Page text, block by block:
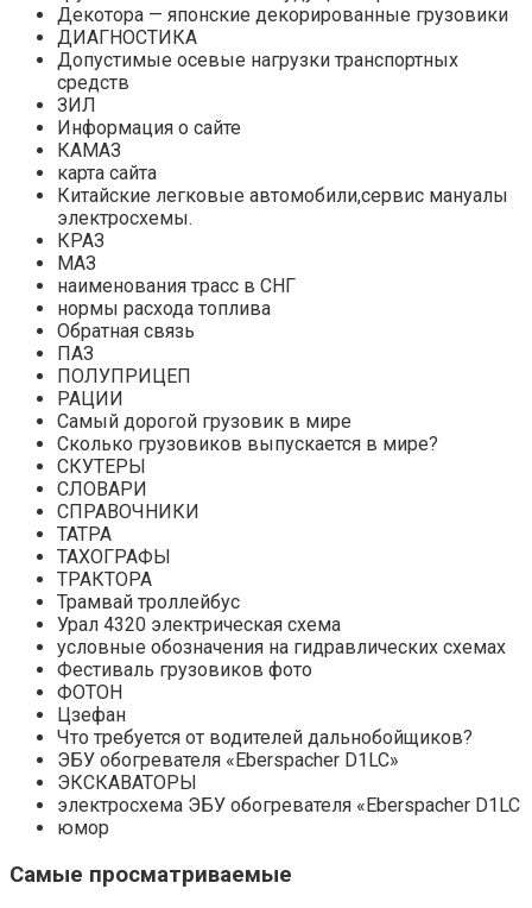
Декотора — японские декорированные грузовики
ДИАГНОСТИКА
Допустимые осевые нагрузки транспортных
средств
ЗИЛ
Информация о сайте
КАМАЗ
карта сайта
Китайские легковые автомобили,сервис мануалы
электросхемы.
КРАЗ
МАЗ
наименования трасс в СНГ
нормы расхода топлива
Обратная связь
ПАЗ
ПОЛУПРИЦЕП
РАЦИИ
Самый дорогой грузовик в мире
Сколько грузовиков выпускается в мире?
СКУТЕРЫ
СЛОВАРИ
СПРАВОЧНИКИ
ТАТРА
ТАХОГРАФЫ
ТРАКТОРА
Трамвай троллейбус
Урал 4320 электрическая схема
условные обозначения на гидравлических схемах
Фестиваль грузовиков фото
ФОТОН
Цзефан
Что требуется от водителей дальнобойщиков?
ЭБУ обогревателя «Eberspacher D1LC»
ЭКСКАВАТОРЫ
электросхема ЭБУ обогревателя «Eberspacher D1LC
юмор
Cамые просматриваемые